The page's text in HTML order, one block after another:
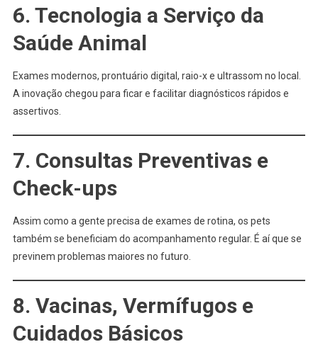
6. Tecnologia a Serviço da
Saúde Animal
Exames modernos, prontuário digital, raio-x e ultrassom no local.
A inovação chegou para ficar e facilitar diagnósticos rápidos e
assertivos.
7. Consultas Preventivas e
Check-ups
Assim como a gente precisa de exames de rotina, os pets
também se beneficiam do acompanhamento regular. É aí que se
previnem problemas maiores no futuro.
8. Vacinas, Vermífugos e
Cuidados Básicos